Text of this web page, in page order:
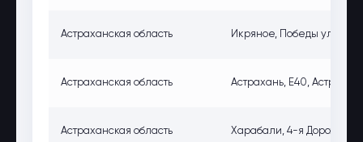
Астраханская область Икряное, Победы ул., 44,
Астраханская область Астрахань, Е40,
Астраханская область Харабали, 4-я Дорожная